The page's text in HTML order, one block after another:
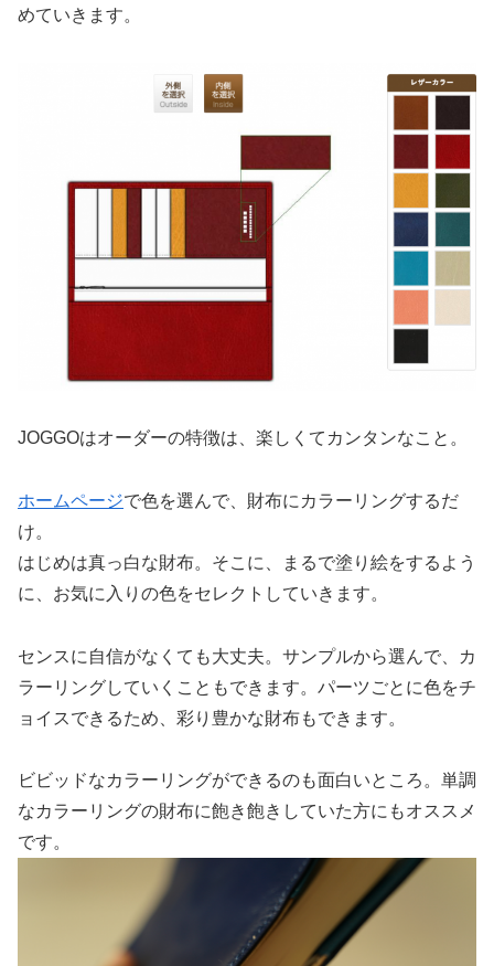
めていきます。
JOGGOはオーダーの特徴は、楽しくてカンタンなこと。
ホームページで色を選んで、財布にカラーリングするだ
け。
はじめは真っ白な財布。そこに、まるで塗り絵をするよう
に、お気に入りの色をセレクトしていきます。
センスに自信がなくても大丈夫。サンプルから選んで、カ
ラーリングしていくこともできます。パーツごとに色をチ
ョイスできるため、彩り豊かな財布もできます。
ビビッドなカラーリングができるのも面白いところ。単調
なカラーリングの財布に飽き飽きしていた方にもオススメ
です。